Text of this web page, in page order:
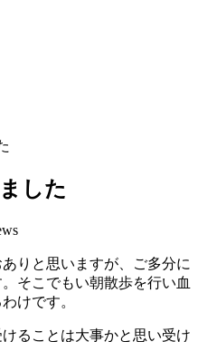
した
りと思いますが、ご多分に
そこでもい朝散歩を行い血
けです。
ることは大事かと思い受け